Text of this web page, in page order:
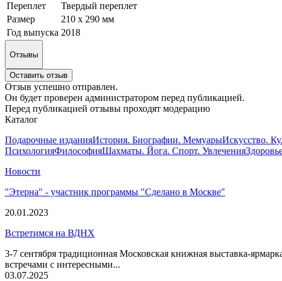
Переплет
Твердый переплет
Размер
210 х 290 мм
Год выпуска 2018
Отзывы
Оставить отзыв
Отзыв успешно отправлен.
Он будет проверен администратором перед публикацией.
Перед публикацией отзывы проходят модерацию
Каталог
Подарочные изданияИстория. Биографии. МемуарыИскусство.
ПсихологияФилософияШахматы. Йога. Спорт. Увлечения
Новости
"Этерна" - участник программы "Сделано в Москве"
20.01.2023
Встретимся на ВДНХ
3-7 сентября традиционная Московская книжная выставка-
встречами с интересными...
03.07.2025